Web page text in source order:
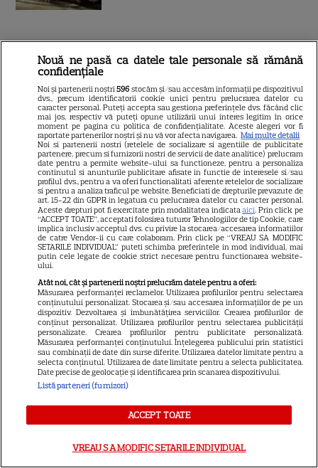
ALTE ARTICOLE
INTERESANTE
5
CINEMA
Eli Roth revine cu „Omul cu
înghețata mortală”. Filmul
horror în care copiii devin
criminali după ce mănâncă
înghețată
11
VEDETE STRĂINE
„Povestea peștelui posac”,
aventura animată inspirată
dintr-un bestseller The New
York Times, ajunge în
cinematografe pe 7 august
NETFLIX
Noutăți Netflix în august 2026:
Nouă ne pasă ca datele tale personale să rămână
confidențiale
Noi și partenerii noștri596 stocăm și/sau accesăm informații pe dispozitivul
dvs., precum identificatorii cookie unici pentru prelucrarea datelor cu
caracter personal. Puteți accepta sau gestiona preferințele dvs. făcând clic
mai jos, respectiv vă puteți opune utilizării unui interes legitim în orice
moment pe pagina cu politica de confidențialitate. Aceste alegeri vor fi
raportate partenerilor noștri și nu vă vor afecta navigarea. Mai multe detalii
Noi si partenerii nostri (retelele de socializare si agentiile de publicitate
partenere, precum si furnizorii nostri de servicii de date analitice) prelucram
date pentru a permite website-ului sa functioneze, pentru a personaliza
continutul si anunturile publicitare afisate in functie de interesele si/sau
profilul dvs., pentru a va oferi functionalitati aferente retelelor de socializare
si pentru a analiza traficul pe website. Beneficiati de drepturile prevazute de
art. 15-22 din GDPR in legatura cu prelucrarea datelor cu caracter personal.
Aceste drepturi pot fi exercitate prin modalitatea indicataaici. Prin click pe
“ACCEPT TOATE”, acceptati folosirea tuturor Tehnologiilor de tip Cookie, care
implica inclusiv acceptul dvs. cu privire la stocarea/accesarea informatiilor
de catre Vendor-ii cu care colaboram. Prin click pe “VREAU SA MODIFIC
SETARILE INDIVIDUAL” puteti schimba preferintele in mod individual, mai
putin cele legate de cookie strict necesare pentru functionarea website-
ului.
Atât noi, cât și partenerii noștri prelucrăm datele pentru a oferi:
Măsurarea performanței reclamelor. Utilizarea profilurilor pentru selectarea
conținutului personalizat. Stocarea și/sau accesarea informațiilor de pe un
dispozitiv. Dezvoltarea și îmbunătățirea serviciilor. Crearea profilurilor de
conținut personalizat. Utilizarea profilurilor pentru selectarea publicității
personalizate. Crearea profilurilor pentru publicitate personalizată.
Măsurarea performanței conținutului. Înțelegerea publicului prin statistici
sau combinații de date din surse diferite. Utilizarea datelor limitate pentru a
selecta conținutul. Utilizarea de date limitate pentru a selecta publicitatea.
Date precise de geolocație și identificarea prin scanarea dispozitivului.
Listă parteneri (furnizori)
ACCEPT TOATE
VREAU SA MODIFIC SETARILE INDIVIDUAL